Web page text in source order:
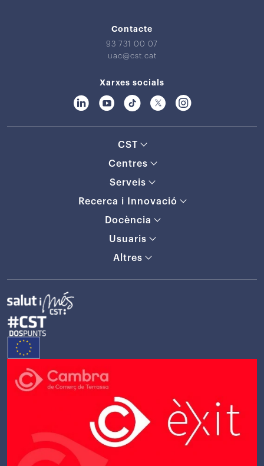
Contacte
93 731 00 07
uac@cst.cat
Xarxes socials
CST
Centres
Serveis
Recerca i Innovació
Docència
Usuaris
Altres